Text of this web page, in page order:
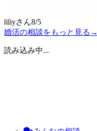
liliyさん8/5
婚活の相談をもっと見る →
読み込み中...